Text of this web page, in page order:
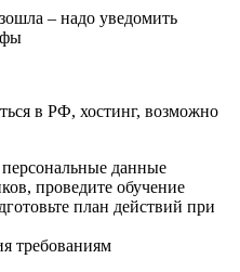
– надо уведомить
в РФ, хостинг, возможно
персональные данные
проведите обучение
план действий при
требованиям